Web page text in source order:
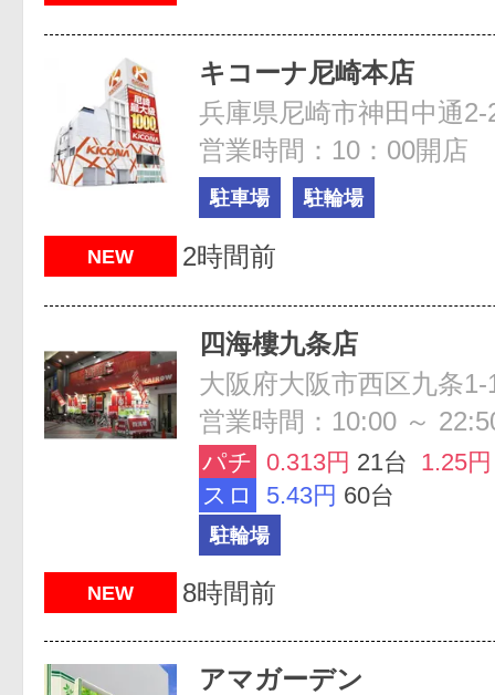
キコーナ尼崎本店
兵庫県尼崎市神田中通2-
営業時間：10：00開店
駐車場 駐輪場
NEW 2時間前
四海樓九条店
営業時間：10:00 ～
パチ 0.313円 21台 1.25円
スロ
5.43円 60台
駐輪場
NEW 8時間前
アマガーデン